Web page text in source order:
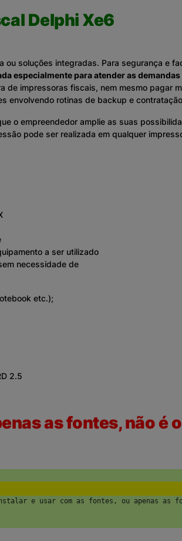
Delphi Xe6
ou soluções integradas. Para segurança e
especialmente para atender as
de impressoras fiscais, nem mesmo pagar
envolvendo rotinas de backup e
o empreendedor amplie as suas
pode ser realizada em qualquer
a ser utilizado
necessidade de
etc.);
2.5
as fontes, não é
e usar com as fontes, ou apenas as